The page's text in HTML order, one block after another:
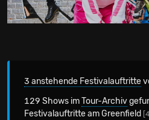
3 anstehende Festivalauftritte
129 Shows imTour-Archiv
Festivalauftritte am Greenfield